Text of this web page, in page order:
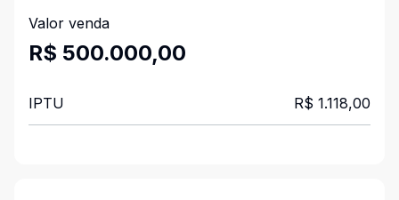
Valor venda
R$ 500.000,00
IPTU R$ 1.118,00